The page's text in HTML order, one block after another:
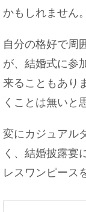
かもしれません。
自分の格好で周
が、結婚式に参
来ることもあり
くことは無いと
変にカジュアル
く、結婚披露宴
レスワンピース